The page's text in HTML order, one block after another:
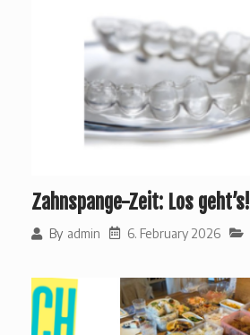
Zahnspange-Zeit: Los geht’s!
By admin 6. February 2026